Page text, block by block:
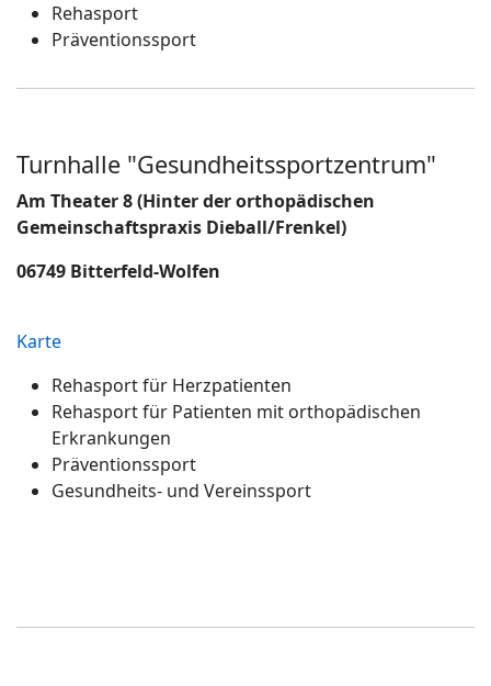
Rehasport
Präventionssport
Turnhalle "Gesundheitssportzentrum"
Am Theater 8 (Hinter der orthopädischen
Gemeinschaftspraxis Dieball/Frenkel)
06749 Bitterfeld-Wolfen
Karte
Rehasport für Herzpatienten
Rehasport für Patienten mit orthopädischen
Erkrankungen
Präventionssport
Gesundheits- und Vereinssport